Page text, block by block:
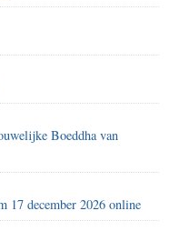
Boeddha van
17 december 2026 online